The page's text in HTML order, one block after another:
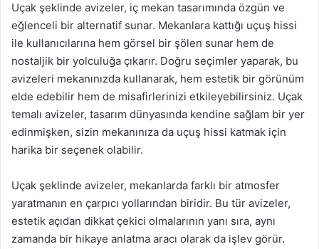
Uçak şeklinde avizeler, iç mekan tasarımında özgün ve
eğlenceli bir alternatif sunar. Mekanlara kattığı uçuş hissi
ile kullanıcılarına hem görsel bir şölen sunar hem de
nostaljik bir yolculuğa çıkarır. Doğru seçimler yaparak, bu
avizeleri mekanınızda kullanarak, hem estetik bir görünüm
elde edebilir hem de misafirlerinizi etkileyebilirsiniz. Uçak
temalı avizeler, tasarım dünyasında kendine sağlam bir yer
edinmişken, sizin mekanınıza da uçuş hissi katmak için
harika bir seçenek olabilir.
Uçak şeklinde avizeler, mekanlarda farklı bir atmosfer
yaratmanın en çarpıcı yollarından biridir. Bu tür avizeler,
estetik açıdan dikkat çekici olmalarının yanı sıra, aynı
zamanda bir hikaye anlatma aracı olarak da işlev görür.